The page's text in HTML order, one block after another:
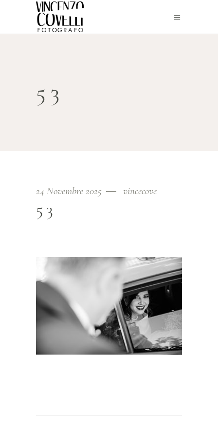
53
24 Novembre 2025 vincecove
53